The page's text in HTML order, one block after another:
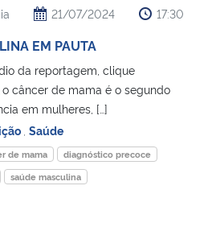
Inovações e Comunicações
21/07/2024 17:30
EM PAUTA
da reportagem, clique
câncer de mama é o segundo
em mulheres, […]
Saúde
de mama
diagnóstico precoce
saúde masculina